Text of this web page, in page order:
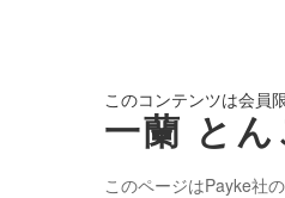
このコンテンツは会員
一蘭 と
このページはPayke社